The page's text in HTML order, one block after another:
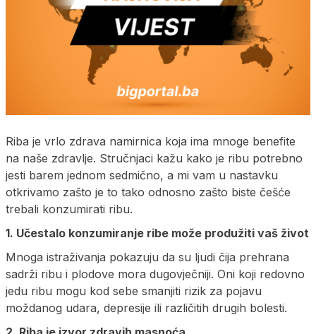
Riba je vrlo zdrava namirnica koja ima mnoge benefite
na naše zdravlje. Stručnjaci kažu kako je ribu potrebno
jesti barem jednom sedmično, a mi vam u nastavku
otkrivamo zašto je to tako odnosno zašto biste češće
trebali konzumirati ribu.
1. Učestalo konzumiranje ribe može produžiti vaš život
Mnoga istraživanja pokazuju da su ljudi čija prehrana
sadrži ribu i plodove mora dugovječniji. Oni koji redovno
jedu ribu mogu kod sebe smanjiti rizik za pojavu
moždanog udara, depresije ili različitih drugih bolesti.